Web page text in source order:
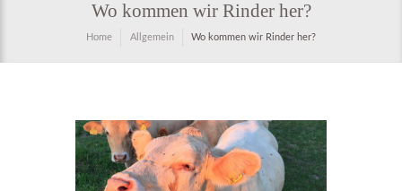
Wo kommen wir Rinder her?
Home Allgemein Wo kommen wir Rinder her?